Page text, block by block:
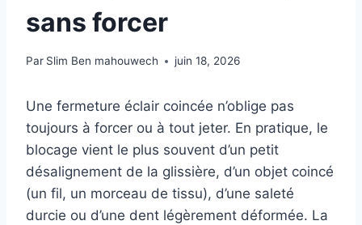
sans forcer
Par Slim Ben mahouwech juin 18, 2026
Une fermeture éclair coincée n’oblige pas
toujours à forcer ou à tout jeter. En pratique, le
blocage vient le plus souvent d’un petit
désalignement de la glissière, d’un objet coincé
(un fil, un morceau de tissu), d’une saleté
durcie ou d’une dent légèrement déformée. La